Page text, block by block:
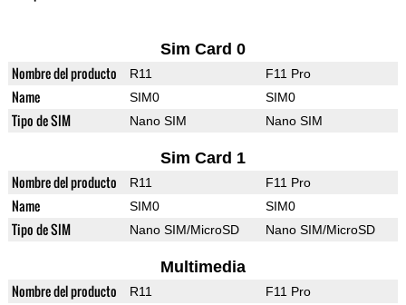
Sim Card 0
Nombre del producto R11 F11 Pro
Name SIM0 SIM0
Tipo de SIM Nano SIM Nano SIM
Sim Card 1
Nombre del producto R11 F11 Pro
Name SIM0 SIM0
Tipo de SIM Nano SIM/MicroSD Nano SIM/MicroSD
Multimedia
Nombre del producto R11 F11 Pro